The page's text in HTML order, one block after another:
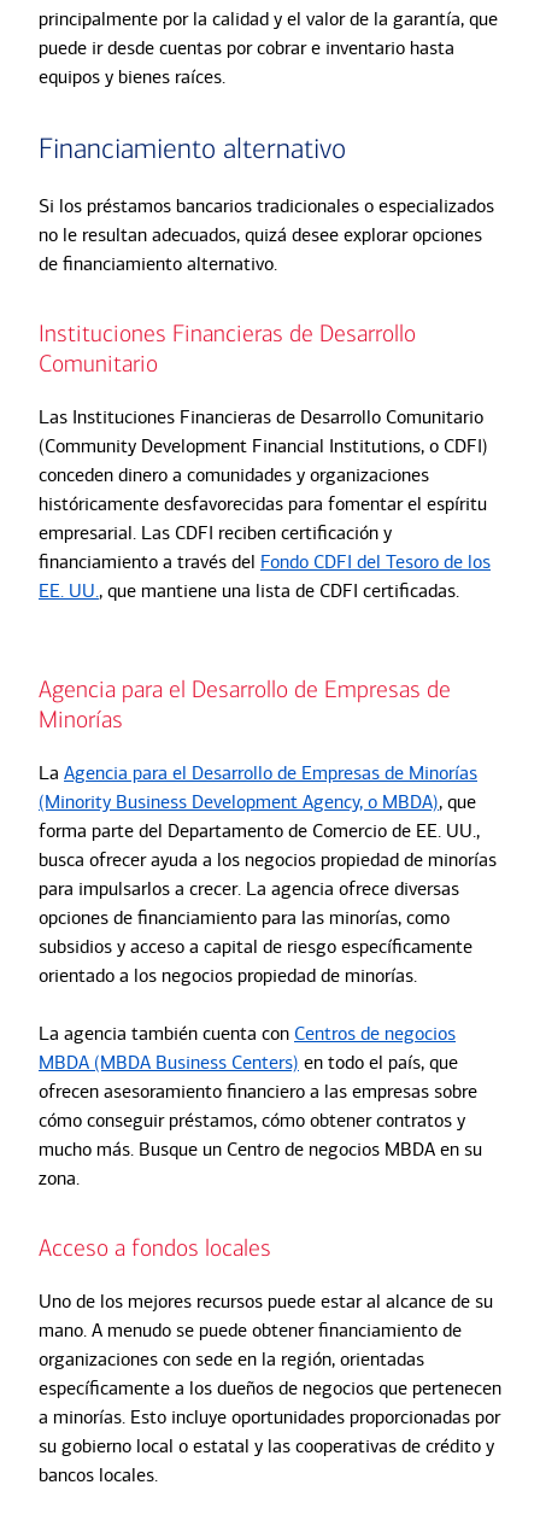
principalmente por la calidad y el valor de la garantía, que
puede ir desde cuentas por cobrar e inventario hasta
equipos y bienes raíces.
Financiamiento alternativo
Si los préstamos bancarios tradicionales o especializados
no le resultan adecuados, quizá desee explorar opciones
de financiamiento alternativo.
Instituciones Financieras de Desarrollo
Comunitario
Las Instituciones Financieras de Desarrollo Comunitario
(Community Development Financial Institutions, o CDFI)
conceden dinero a comunidades y organizaciones
históricamente desfavorecidas para fomentar el espíritu
empresarial. Las CDFI reciben certificación y
financiamiento a través del Fondo CDFI del Tesoro de los
EE. UU., que mantiene una lista de CDFI certificadas.
Agencia para el Desarrollo de Empresas de
Minorías
La Agencia para el Desarrollo de Empresas de Minorías
(Minority Business Development Agency, o MBDA), que
forma parte del Departamento de Comercio de EE. UU.,
busca ofrecer ayuda a los negocios propiedad de minorías
para impulsarlos a crecer. La agencia ofrece diversas
opciones de financiamiento para las minorías, como
subsidios y acceso a capital de riesgo específicamente
orientado a los negocios propiedad de minorías.
La agencia también cuenta con Centros de negocios
MBDA (MBDA Business Centers) en todo el país, que
ofrecen asesoramiento financiero a las empresas sobre
cómo conseguir préstamos, cómo obtener contratos y
mucho más. Busque un Centro de negocios MBDA en su
zona.
Acceso a fondos locales
Uno de los mejores recursos puede estar al alcance de su
mano. A menudo se puede obtener financiamiento de
organizaciones con sede en la región, orientadas
específicamente a los dueños de negocios que pertenecen
a minorías. Esto incluye oportunidades proporcionadas por
su gobierno local o estatal y las cooperativas de crédito y
bancos locales.